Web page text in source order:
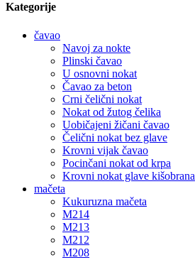
Kategorije
čavao
Navoj za nokte
Plinski čavao
U osnovni nokat
Čavao za beton
Crni čelični nokat
Nokat od žutog čelika
Uobičajeni žičani čavao
Čelični nokat bez glave
Krovni vijak čavao
Pocinčani nokat od krpa
Krovni nokat glave kišobrana
mačeta
Kukuruzna mačeta
M214
M213
M212
M208